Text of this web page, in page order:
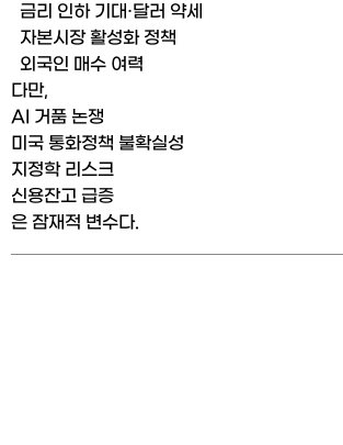
  금리 인하 기대·달러 약세
  자본시장 활성화 정책
  외국인 매수 여력
다만,
AI 거품 논쟁
미국 통화정책 불확실성
지정학 리스크
신용잔고 급증
은 잠재적 변수다.